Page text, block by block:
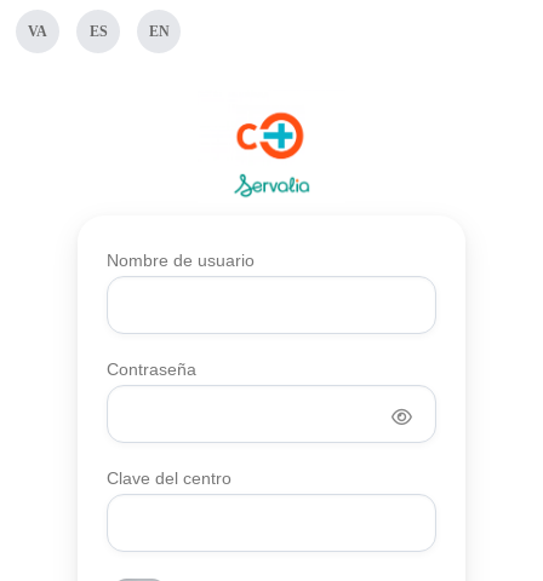
Nombre de usuario
Contraseña
Clave del centro